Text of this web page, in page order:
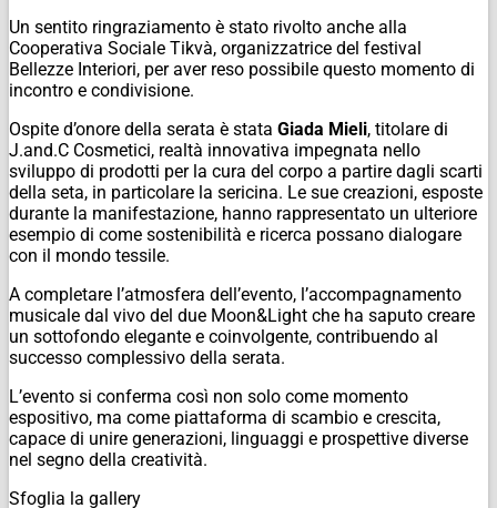
Un sentito ringraziamento è stato rivolto anche alla
Cooperativa Sociale Tikvà, organizzatrice del festival
Bellezze Interiori, per aver reso possibile questo momento di
incontro e condivisione.
Ospite d’onore della serata è stata Giada Mieli, titolare di
J.and.C Cosmetici, realtà innovativa impegnata nello
sviluppo di prodotti per la cura del corpo a partire dagli scarti
della seta, in particolare la sericina. Le sue creazioni, esposte
durante la manifestazione, hanno rappresentato un ulteriore
esempio di come sostenibilità e ricerca possano dialogare
con il mondo tessile.
A completare l’atmosfera dell’evento, l’accompagnamento
musicale dal vivo del due Moon&Light che ha saputo creare
un sottofondo elegante e coinvolgente, contribuendo al
successo complessivo della serata.
L’evento si conferma così non solo come momento
espositivo, ma come piattaforma di scambio e crescita,
capace di unire generazioni, linguaggi e prospettive diverse
nel segno della creatività.
Sfoglia la gallery